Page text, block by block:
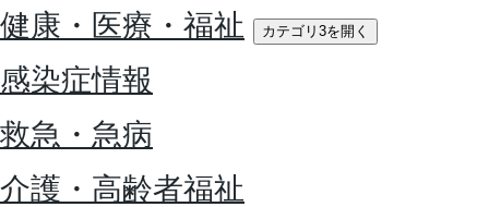
健康・医療・福祉
カテゴリ3を開く
感染症情報
救急・急病
介護・高齢者福祉